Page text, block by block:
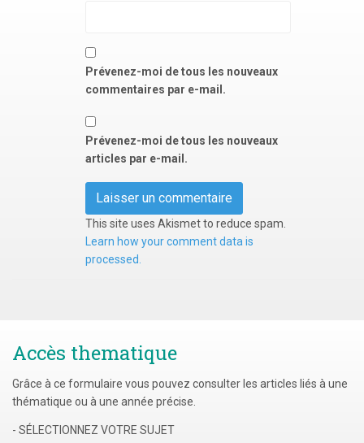
Prévenez-moi de tous les nouveaux
commentaires par e-mail.
Prévenez-moi de tous les nouveaux
articles par e-mail.
This site uses Akismet to reduce spam.
Learn how your comment data is
processed.
Accès thematique
Grâce à ce formulaire vous pouvez consulter les articles liés à une
thématique ou à une année précise.
- SÉLECTIONNEZ VOTRE SUJET